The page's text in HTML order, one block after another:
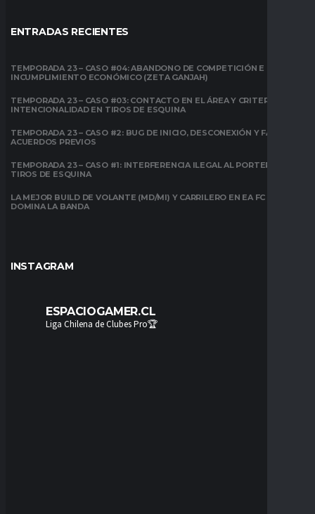
ENTRADAS RECIENTES
TEMPORADA 23 – CASO #04: ABANDONO DE COMPETICIÓN E
INCUMPLIMIENTO ECONÓMICO (ZETA GANJAH)
TEMPORADA 23 – CASO #03: CONTACTO EN EL ÁREA Y CRITERIO DE
INTENCIONALIDAD EN TIROS DE ESQUINA
TEMPORADA 23 – CASO #2: BUG DE INICIO, DESCONEXIÓN Y FALTA DE
ACUERDOS PREVIOS
TEMPORADA 23 – CASO #1: INTERFERENCIA ILEGAL AL PORTERO EN
TIROS DE ESQUINA
LA MEJOR BUILD DE VOLANTE (MD/MI) Y CARRILERO EN EA FC 26:
DOMINA LA BANDA
INSTAGRAM
ESPACIOGAMER.CL
Liga Chilena de Clubes Pro🏆